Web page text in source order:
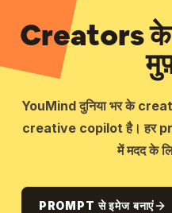
Creators के
YouMind दुनिया भर के
creative copilot है। हर
में मदद के
PROMPT से इमेज बनाएं